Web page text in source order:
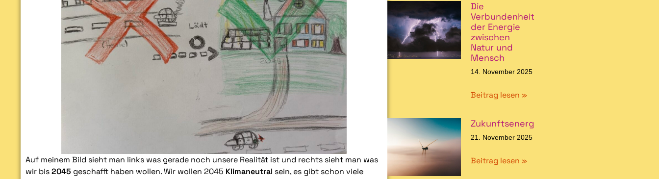
Auf meinem Bild sieht man links was gerade noch unsere Realität ist und rechts sieht man was
wir bis2045 geschafft haben wollen. Wir wollen 2045 Klimaneutral sein, es gibt schon viele
Die
Verbundenheit
der Energie
zwischen
Natur und
Mensch
14. November 2025
Beitrag lesen »
Zukunftsenergie
21. November 2025
Beitrag lesen »